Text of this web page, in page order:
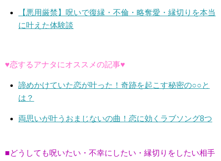
【悪用厳禁】呪いで復縁・不倫・略奪愛・縁切りを本当
に叶えた体験談
♥恋するアナタにオススメの記事♥
諦めかけていた恋が叶った！奇跡を起こす秘密の○○と
は？
両思いが叶うおまじないの曲！恋に効くラブソング8つ
■どうしても呪いたい・不幸にしたい・縁切りをしたい相手